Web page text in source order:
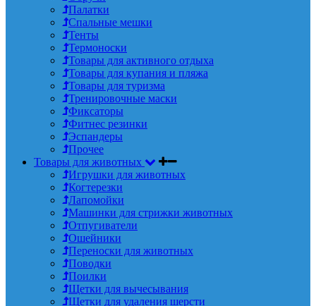
Палатки
Спальные мешки
Тенты
Термоноски
Товары для активного отдыха
Товары для купания и пляжа
Товары для туризма
Тренировочные маски
Фиксаторы
Фитнес резинки
Эспандеры
Прочее
Товары для животных
Игрушки для животных
Когтерезки
Лапомойки
Машинки для стрижки животных
Отпугиватели
Ошейники
Переноски для животных
Поводки
Поилки
Щетки для вычесывания
Щетки для удаления шерсти